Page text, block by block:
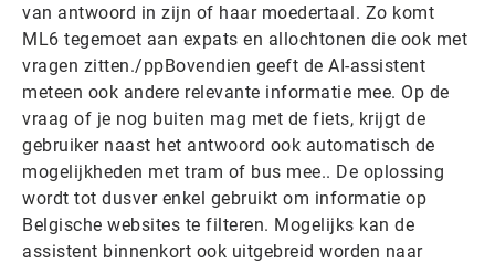
van antwoord in zijn of haar moedertaal. Zo komt
ML6 tegemoet aan expats en allochtonen die ook met
vragen zitten./ppBovendien geeft de AI-assistent
meteen ook andere relevante informatie mee. Op de
vraag of je nog buiten mag met de fiets, krijgt de
gebruiker naast het antwoord ook automatisch de
mogelijkheden met tram of bus mee.. De oplossing
wordt tot dusver enkel gebruikt om informatie op
Belgische websites te filteren. Mogelijks kan de
assistent binnenkort ook uitgebreid worden naar